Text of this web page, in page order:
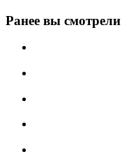
Ранее вы смотрели